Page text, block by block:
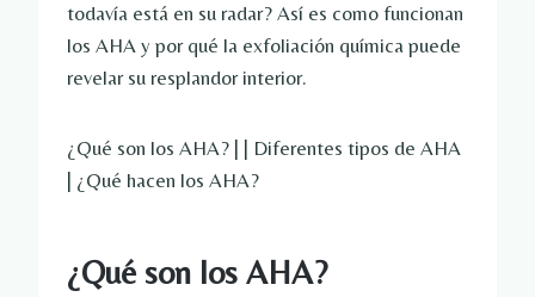
todavía está en su radar? Así es como funcionan
los AHA y por qué la exfoliación química puede
revelar su resplandor interior.
¿Qué son los AHA? | | Diferentes tipos de AHA
| ¿Qué hacen los AHA?
¿Qué son los AHA?